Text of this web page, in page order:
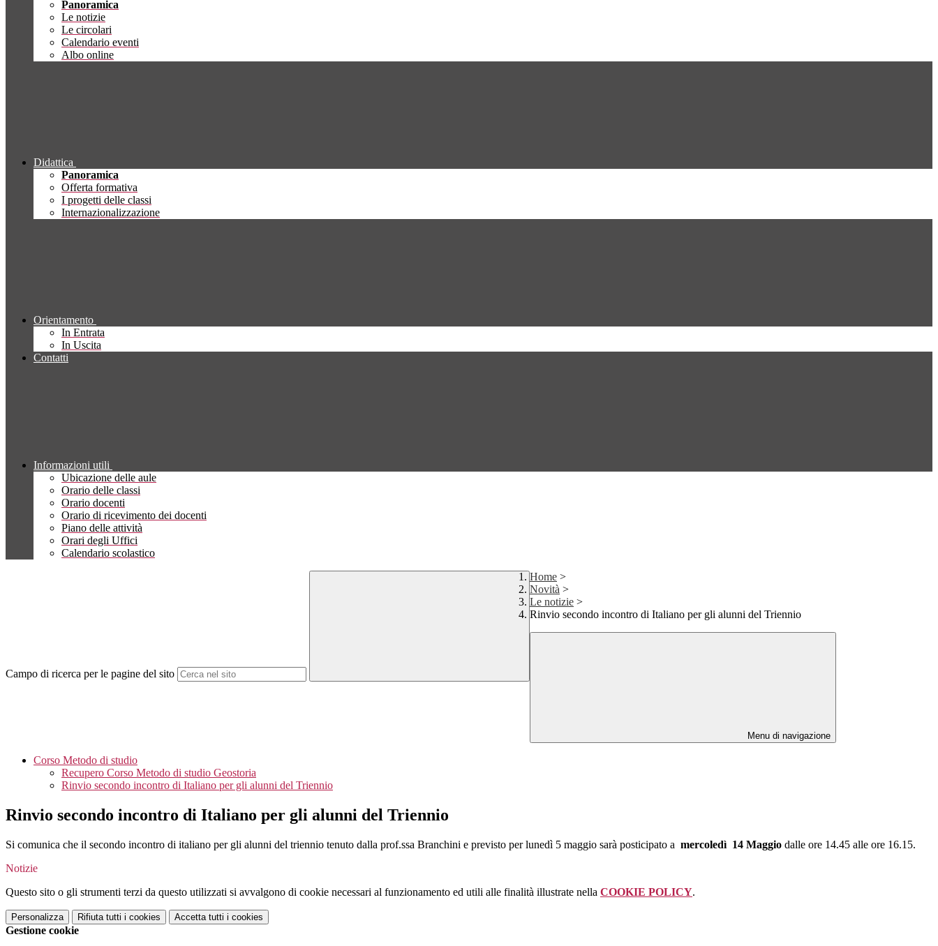
Panoramica
Le notizie
Le circolari
Calendario eventi
Albo online
Didattica
Panoramica
Offerta formativa
I progetti delle classi
Internazionalizzazione
Orientamento
In Entrata
In Uscita
Contatti
Informazioni utili
Ubicazione delle aule
Orario delle classi
Orario docenti
Orario di ricevimento dei docenti
Piano delle attività
Orari degli Uffici
Calendario scolastico
Campo di ricerca per le pagine del sito
Home >
Novità >
Le notizie >
Rinvio secondo incontro di Italiano per gli alunni del Triennio
Menu di navigazione
Corso Metodo di studio
Recupero Corso Metodo di studio Geostoria
Rinvio secondo incontro di Italiano per gli alunni del Triennio
Rinvio secondo incontro di Italiano per gli alunni del Triennio
Si comunica che il secondo incontro di italiano per gli alunni del triennio tenuto dalla prof.ssa Branchini e previsto per lunedì 5 maggio sarà posticipato a mercoledì 14 Maggio dalle ore 14.45 alle ore 16.15.
Notizie
Questo sito o gli strumenti terzi da questo utilizzati si avvalgono di cookie necessari al funzionamento ed utili alle finalità illustrate nella COOKIE POLICY.
Personalizza Rifiuta tutti i cookies Accetta tutti i cookies
Gestione cookie